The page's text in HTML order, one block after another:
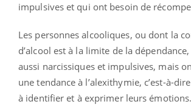
impulsives et qui ont besoin de
Les personnes alcooliques, ou dont la
d’alcool est à la limite de la
aussi narcissiques et impulsives, mais
une tendance à l’alexithymie, c’est-à-
à identifier et à exprimer leurs